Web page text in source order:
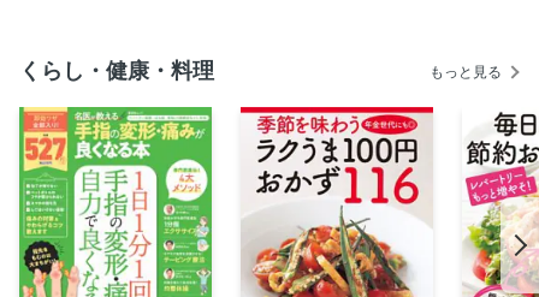
STOP！ 動脈硬化 減らしたい食品
＜酸素をできるだけ取り入れる＞
しっかり呼吸できていますか？
深い呼吸は健康のための第一歩
心臓をいたわる運動
心臓を無駄づかいする運動
くらし・健康・料理 もっと見る